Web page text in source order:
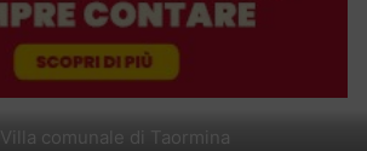
Villa comunale di Taormina